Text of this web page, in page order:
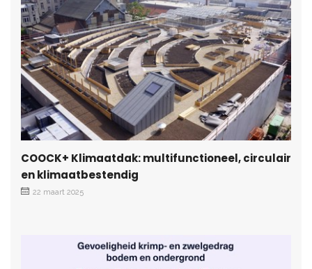
COOCK+ Klimaatdak: multifunctioneel, circulair
en klimaatbestendig
22 maart 2025